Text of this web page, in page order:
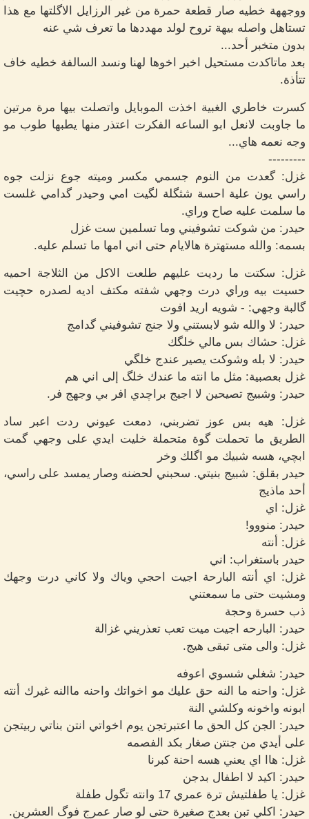
ووجههة خطيه صار قطعة حمرة من غير الرزايل الاگلتها مع هذا
تستاهل واصله بيهة تروح لولد مهددها ما تعرف شي عنه
بدون متخبر أحد...
بعد ماتاكدت مستحيل اخبر اخوها لهنا ونسد السالفة خطيه خاف
تتأذة.
كسرت خاطري الغبية اخذت الموبايل واتصلت بيها مرة مرتين
ما جاوبت لانعل ابو الساعه الفكرت اعتذر منها يطبها طوب مو
وجه نعمه هاي...
---------
غزل: گعدت من النوم جسمي مكسر وميته جوع نزلت جوه
راسي يون علية احسة شثگلة لگيت امي وحيدر گدامي غلست
ما سلمت عليه صاح وراي.
حيدر: من شوكت تشوفيني وما تسلمين ست غزل
بسمه: والله مستهترة هالايام حتى اني امها ما تسلم عليه.
غزل: سكتت ما رديت عليهم طلعت الاكل من الثلاجة احميه
حسيت بيه وراي درت وجهي شفته مكتف اديه لصدره حچيت
گالبة وجهي: - شويه اريد افوت
حيدر: لا والله شو لابستني ولا جنج تشوفيني گدامج
غزل: حشاك بس مالي خلگك
حيدر: لا بله وشوكت يصير عندج خلگي
غزل بعصبية: مثل ما انته ما عندك خلگ إلى اني هم
حيدر: وشبيج تصيحين لا اجيج براچدي افر بي وجهج فر.
غزل: هيه بس عوز تضربني، دمعت عيوني ردت اعبر ساد
الطريق ما تحملت گوة متحملة خليت ايدي على وجهي گمت
ابچي، هسه شبيك مو اگلك وخر
حيدر بقلق: شبيج بنيتي. سحبني لحضنه وصار يمسد على راسي،
أحد ماذيج
غزل: اي
حيدر: منووو!
غزل: أنته
حيدر باستغراب: اني
غزل: اي أنته البارحة اجيت احجي وياك ولا كاني درت وجهك
ومشيت حتى ما سمعتني
ذب حسرة وحجة
حيدر: البارحه اجيت ميت تعب تعذريني غزالة
غزل: والى متى تبقى هيج.
حيدر: شغلي شسوي اعوفه
غزل: واحنه ما النه حق عليك مو اخواتك واحنه ماالنه غيرك أنته
ابونه واخونه وكلشي النة
حيدر: الجن كل الحق ما اعتبرتجن يوم اخواتي انتن بناتي ربيتجن
على أيدي من جنتن صغار بكد الفصمه
غزل: هاا اي يعني هسه احنة كبرنا
حيدر: اكيد لا اطفال بدجن
غزل: يا طفلتيش ترة عمري 17 وانته تگول طفلة
حيدر: اكلي تبن بعدج صغيرة حتى لو صار عمرج فوگ العشرين.